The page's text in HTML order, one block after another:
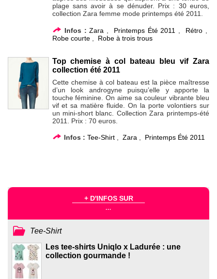
plage sans avoir à se dénuder. Prix : 30 euros,
collection Zara femme mode printemps été 2011.
Infos : Zara Printemps Été 2011 Rétro
Robe courte, Robe à trois trous
Top chemise à col bateau bleu vif Zara
collection été 2011
Cette chemise à col bateau est la pièce maîtresse
d’un look androgyne puisqu’elle y apporte la
touche féminine. On aime sa couleur vibrante bleu
vif et sa matière fluide. On la porte volontiers sur
un mini-short blanc. Collection Zara printemps-été
2011. Prix : 70 euros.
Infos : Tee-Shirt, Zara, Printemps Été 2011
+ D'INFOS SUR
...
Tee-Shirt
Les tee-shirts Uniqlo x Ladurée : une
collection gourmande !